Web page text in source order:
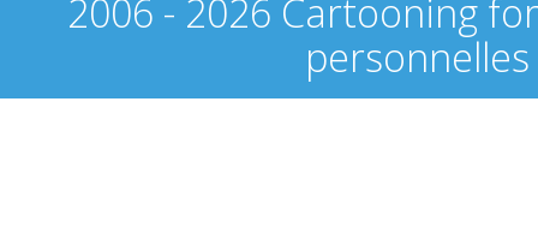
2006 - 2026 Cartooning
personnelles